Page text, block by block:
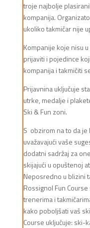
troje najbolje
kompanija.
ukoliko takmičar nije
Kompanije koje nisu
prijaviti i pojedince
kompanija i takmičiti
Prijavnina uključuje
utrke, medalje i
Ski & Fun zoni.
S obzirom na to da je
uvažavajući vaše
dodatni sadržaj za
skijajući u opuštenoj
Neposredno u blizini
Rossignol Fun
trenerima i
kako poboljšati vaš
Course uključuje: ski-